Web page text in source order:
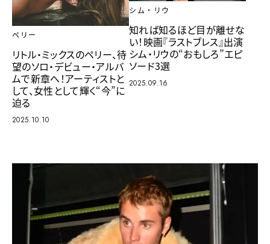
ペリー
リトル・ミックスのペリー、待
望のソロ・デビュー・アルバ
ムで新章へ！アーティストと
して、女性として輝く“今”に
迫る
2025.10.10
シム・リウ
知れば知るほど目が離せな
い！映画『ラストブレス』出演
シム・リウの“おもしろ”エピ
ソード3選
2025.09.16